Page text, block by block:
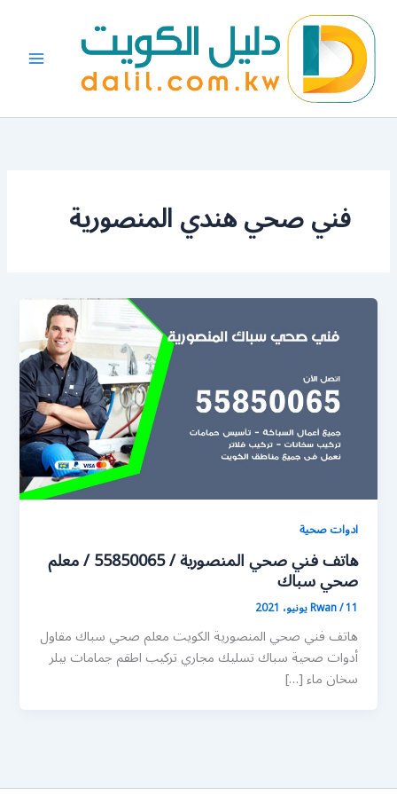
المحتوى
فني صحي هندي المنصورية
ادوات صحية
هاتف فني صحي المنصورية / 55850065 / معلم
صحي سباك
Rwan/11 يونيو، 2021
هاتف فني صحي المنصورية الكويت معلم صحي سباك مقاول
أدوات صحية سباك تسليك مجاري تركيب اطقم جمامات بيلر
سخان ماء […]